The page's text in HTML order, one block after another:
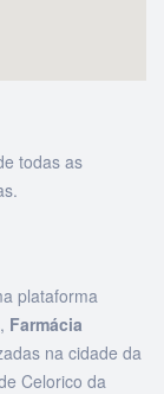
todas as
plataforma
, Farmácia
na cidade da
Celorico da